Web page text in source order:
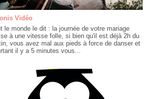
Vidéo
le monde le dit : la journée de votre mariage
à une vitesse folle, si bien qu'il est déjà 2h du
vous avez mal aux pieds à force de danser et
il y a 5 minutes vous...